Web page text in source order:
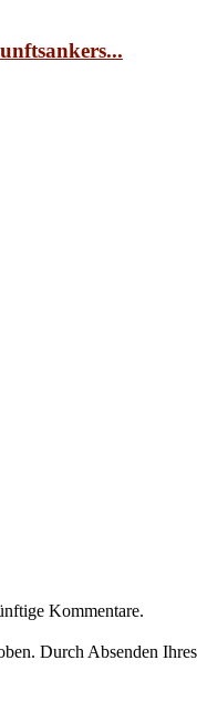
Kommentare.
Durch Absenden